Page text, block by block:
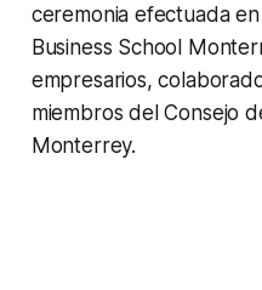
ceremonia efectuada
Business School
empresarios,
miembros del Consejo
Monterrey.